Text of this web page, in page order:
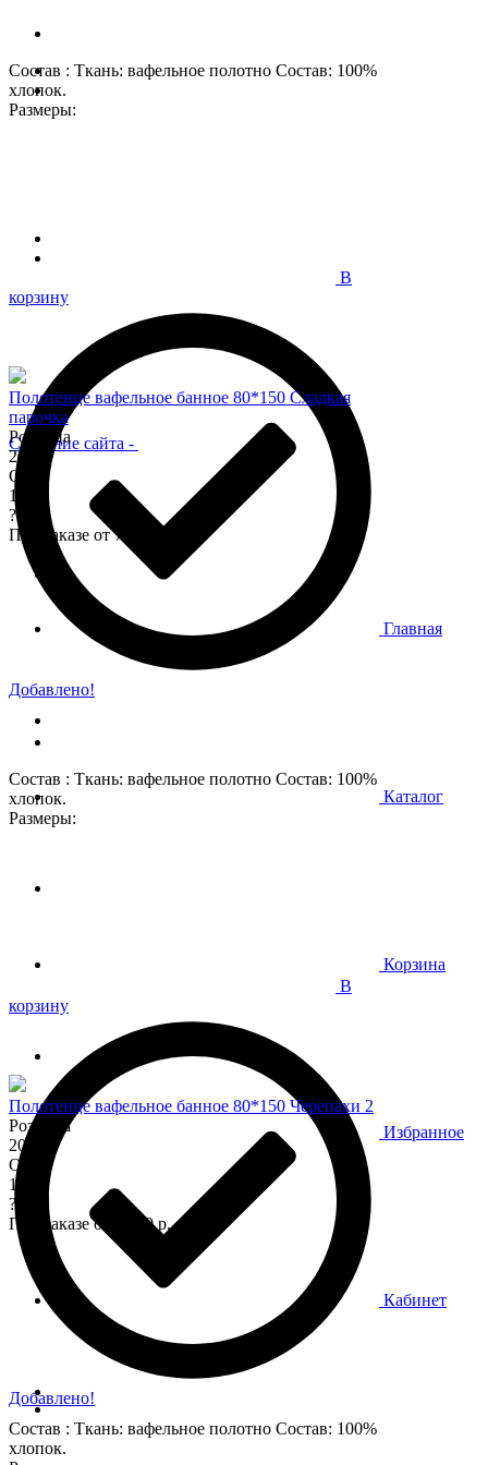
Состав : Ткань: вафельное полотно Состав: 100%
хлопок.
Размеры:
В
корзину
Добавлено!
Состав : Ткань: вафельное полотно Состав: 100%
хлопок.
Размеры:
В
корзину
Добавлено!
Полотенце вафельное банное 80*150 Сладкая
парочка
Розница
200
Опт
170
?
При заказе от 7 000 р.
Состав : Ткань: вафельное полотно Состав: 100%
хлопок.
Полотенце вафельное банное 80*150 Черепахи 2
Розница
200
Опт
170
?
При заказе от 7 000 р.
Создание сайта -
Главная
Каталог
Корзина
Избранное
Кабинет